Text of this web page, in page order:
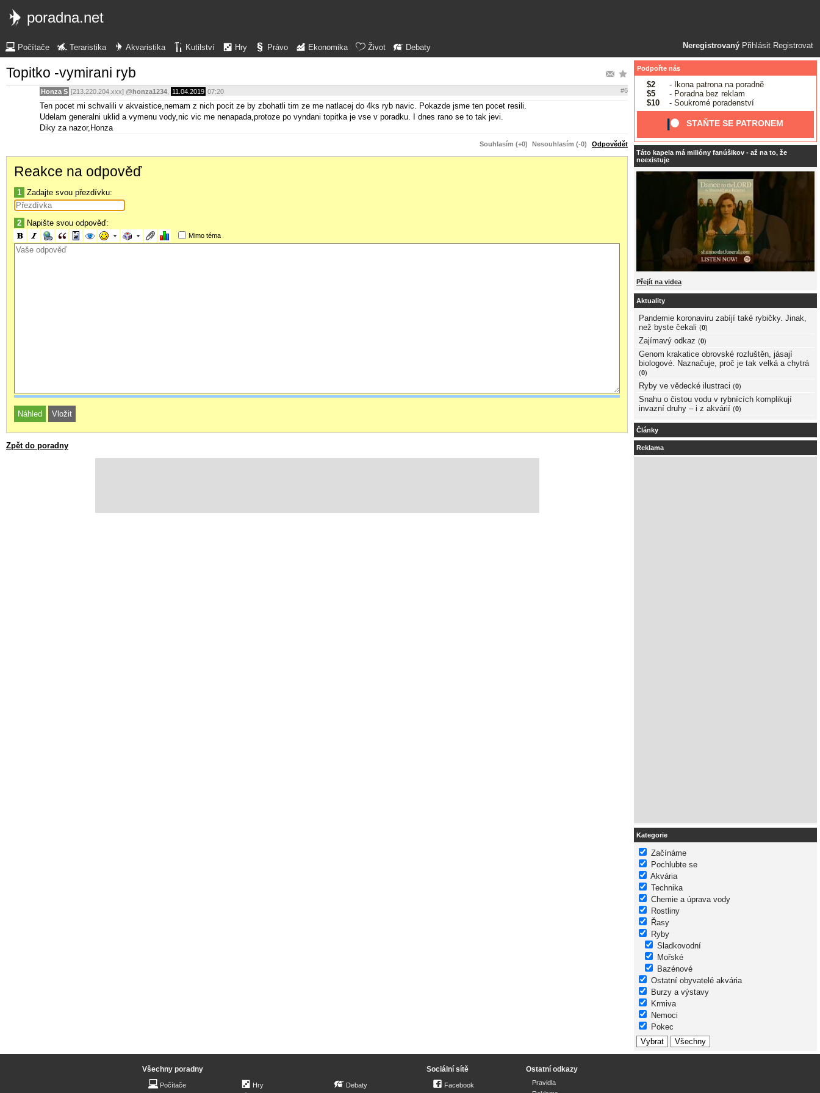
poradna.net
Neregistrovaný Přihlásit Registrovat
Počítače Teraristika Akvaristika Kutilství Hry Právo Ekonomika Život Debaty
Topitko -vymirani ryb
Honza S [213.220.204.xxx] @honza1234 11.04.2019 07:20 #6
Ten pocet mi schvalili v akvaistice,nemam z nich pocit ze by zbohatli tim ze me natlacej do 4ks ryb navic. Pokazde jsme ten pocet resili.
Udelam generalni uklid a vymenu vody,nic vic me nenapada,protoze po vyndani topitka je vse v poradku. I dnes rano se to tak jevi.
Diky za nazor,Honza
Souhlasím (+0) Nesouhlasím (-0) Odpovědět
Reakce na odpověď
1 Zadajte svou přezdívku:
2 Napište svou odpověď:
Mimo téma
Zpět do poradny
Podpořte nás
$2
- Ikona patrona na poradně
$5
- Poradna bez reklam
$10
- Soukromé poradenství
STAŇTE SE PATRONEM
Táto kapela má milióny fanúšikov - až na to, že
neexistuje
Přejít na videa
Aktuality
Pandemie koronaviru zabíjí také rybičky. Jinak,
než byste čekali (0)
Zajímavý odkaz (0)
Genom krakatice obrovské rozluštěn, jásají
biologové. Naznačuje, proč je tak velká a chytrá
(0)
Ryby ve vědecké ilustraci (0)
Snahu o čistou vodu v rybnících komplikují
invazní druhy – i z akvárií (0)
Články
Reklama
Kategorie
Začínáme
Pochlubte se
Akvária
Technika
Chemie a úprava vody
Rostliny
Řasy
Ryby
Sladkovodní
Mořské
Bazénové
Ostatní obyvatelé akvária
Burzy a výstavy
Krmiva
Nemoci
Pokec
Všechny poradny
Počítače Hry Debaty
Sociální sítě
Facebook
Ostatní odkazy
Pravidla